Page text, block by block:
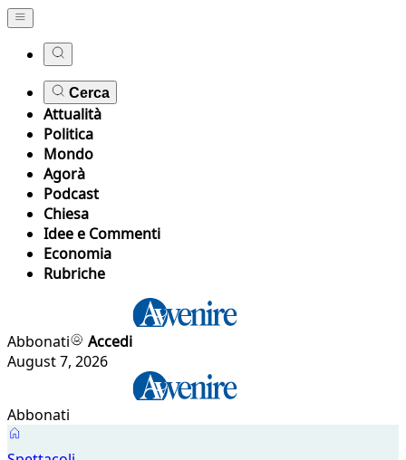
Cerca
Attualità
Politica
Mondo
Agorà
Podcast
Chiesa
Idee e Commenti
Economia
Rubriche
Abbonati
Accedi
August 7, 2026
Abbonati